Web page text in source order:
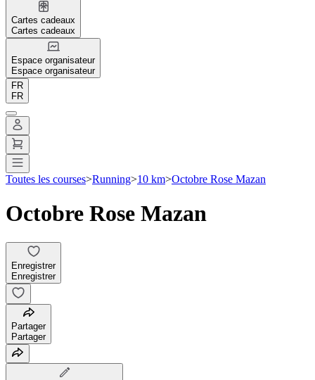
Cartes cadeaux
Cartes cadeaux
Espace organisateur
Espace organisateur
FR
FR
Toutes les courses>Running>10 km>Octobre Rose Mazan
Octobre Rose Mazan
Enregistrer
Enregistrer
Partager
Partager